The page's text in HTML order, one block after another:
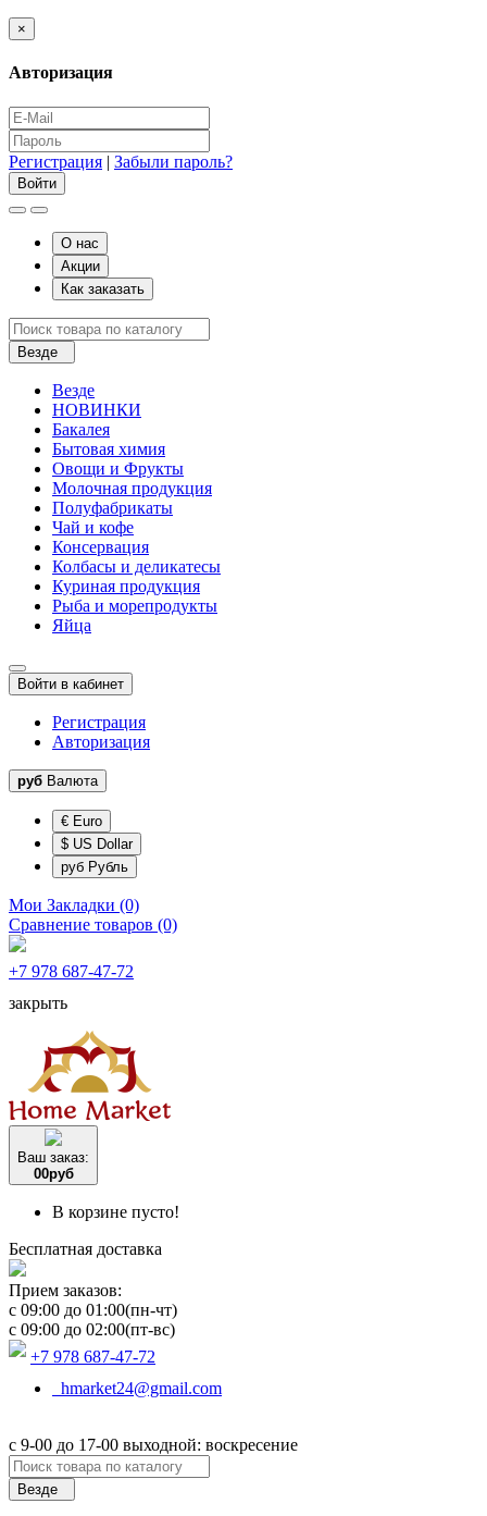
×
Авторизация
Регистрация | Забыли пароль?
О нас
Акции
Как заказать
Везде
Везде
НОВИНКИ
Бакалея
Бытовая химия
Овощи и Фрукты
Молочная продукция
Полуфабрикаты
Чай и кофе
Консервация
Колбасы и деликатесы
Куриная продукция
Рыба и морепродукты
Яйца
Войти в кабинет
Регистрация
Авторизация
руб Валюта
€ Euro
$ US Dollar
руб Рубль
Мои Закладки (0)
Сравнение товаров (0)
+7 978 687-47-72
закрыть
Ваш заказ:
00руб
В корзине пусто!
Бесплатная доставка
Прием заказов:
c 09:00 до 01:00(пн-чт)
c 09:00 до 02:00(пт-вс)
+7 978 687-47-72
hmarket24@gmail.com
с 9-00 до 17-00 выходной: воскресение
Везде